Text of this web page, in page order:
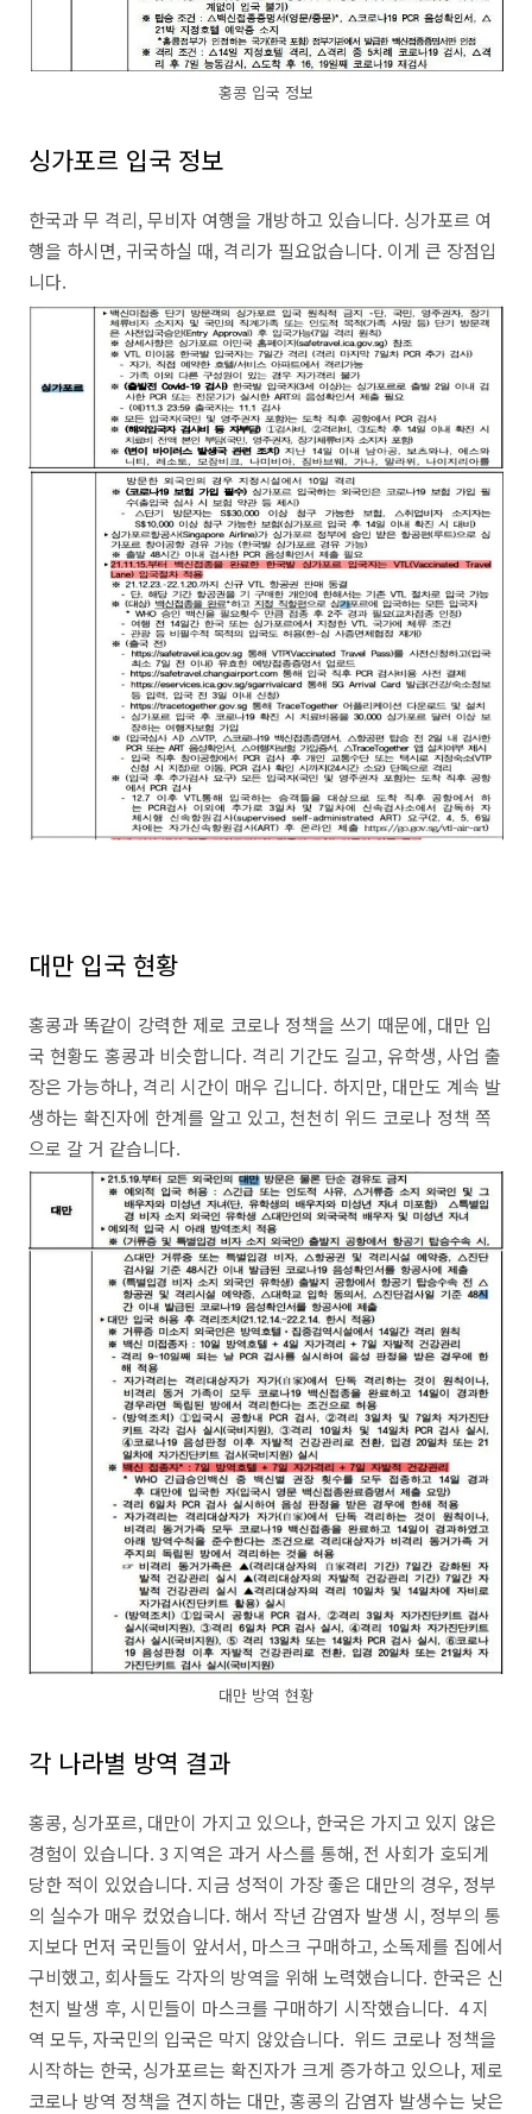
홍콩 입국 정보
싱가포르 입국 정보
한국과 무 격리, 무비자 여행을 개방하고 있습니다. 싱가포르 여
행을 하시면, 귀국하실 때, 격리가 필요없습니다. 이게 큰 장점입
니다.
대만 입국 현황
홍콩과 똑같이 강력한 제로 코로나 정책을 쓰기 때문에, 대만 입
국 현황도 홍콩과 비슷합니다. 격리 기간도 길고, 유학생, 사업 출
장은 가능하나, 격리 시간이 매우 깁니다. 하지만, 대만도 계속 발
생하는 확진자에 한계를 알고 있고, 천천히 위드 코로나 정책 쪽
으로 갈 거 같습니다.
대만 방역 현황
각 나라별 방역 결과
홍콩, 싱가포르, 대만이 가지고 있으나, 한국은 가지고 있지 않은
경험이 있습니다. 3 지역은 과거 사스를 통해, 전 사회가 호되게
당한 적이 있었습니다. 지금 성적이 가장 좋은 대만의 경우, 정부
의 실수가 매우 컸었습니다. 해서 작년 감염자 발생 시, 정부의 통
지보다 먼저 국민들이 앞서서, 마스크 구매하고, 소독제를 집에서
구비했고, 회사들도 각자의 방역을 위해 노력했습니다. 한국은 신
천지 발생 후, 시민들이 마스크를 구매하기 시작했습니다. 4 지
역 모두, 자국민의 입국은 막지 않았습니다. 위드 코로나 정책을
시작하는 한국, 싱가포르는 확진자가 크게 증가하고 있으나, 제로
코로나 방역 정책을 견지하는 대만, 홍콩의 감염자 발생수는 낮은